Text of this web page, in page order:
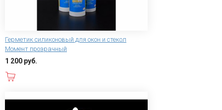
Герметик силиконовый для окон и стекол
Момент прозрачный
1 200 руб.